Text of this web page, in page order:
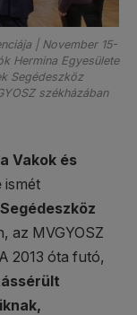
| November 15-
Hermina Egyesülete
Segédeszköz
székházában
a Vakok és
ismét
az MVGYOSZ
2013 óta futó,